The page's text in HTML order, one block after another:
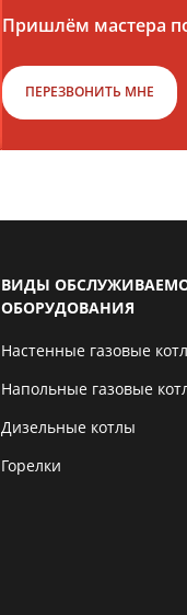
Пришлём мастера
ПЕРЕЗВОНИТЬ МНЕ
ВИДЫ
ОБОРУДОВАНИЯ
Настенные газовые
Напольные газовые
Дизельные котлы
Горелки